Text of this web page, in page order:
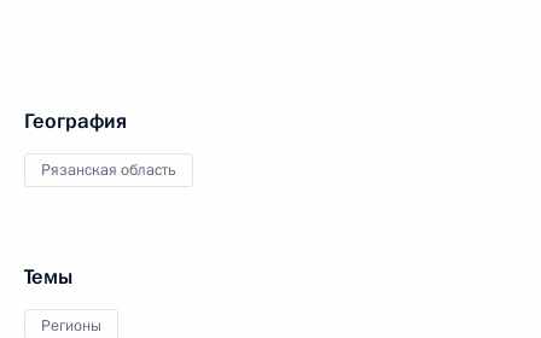
География
Рязанская область
Темы
Регионы